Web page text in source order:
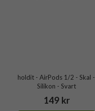
holdit - AirPods 1/2 - Skal -
Silikon - Svart
149 kr